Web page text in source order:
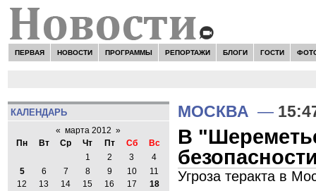
ПЕРВАЯ НОВОСТИ ПРОГРАММЫ РЕПОРТАЖИ БЛОГИ ГОСТИ
КАЛЕНДАРЬ
« марта 2012 »
Пн
Вт Ср Чт Пт Сб
Вс
1
2 3
4
5
6 7 8 9 10
11
12
13 14 15 16 17
18
МОСКВА —
В
Угроза теракта в